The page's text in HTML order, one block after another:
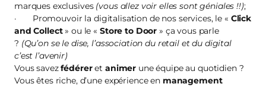
marques exclusives (vous allez voir elles sont géniales !!);
· Promouvoir la digitalisation de nos services, le « Click
and Collect» ou le « Store to Door » ça vous parle
? (Qu’on se le dise, l’association du retail et du digital
c’est l’avenir)
Vous savezfédéreret animer une équipe au quotidien ?
Vous êtes riche, d’une expérience en management